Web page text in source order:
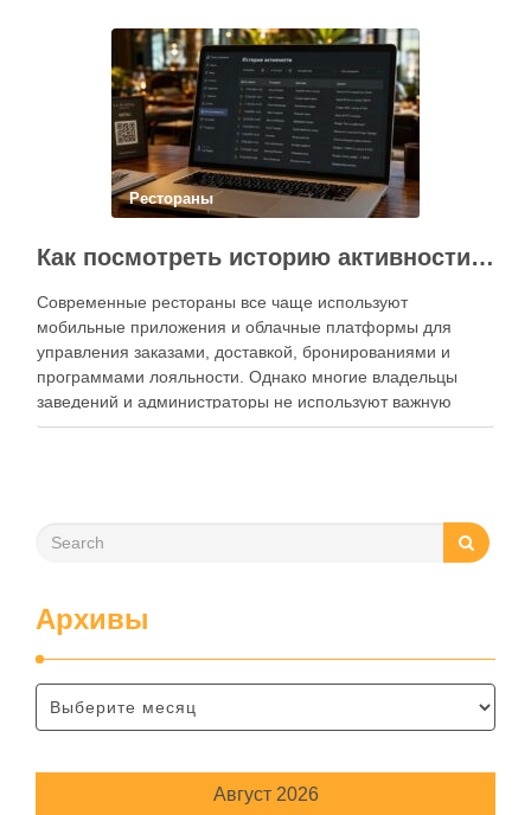
перестал быть исключительно способом подготовки к …
Рестораны
Как посмотреть историю активности приложения для ресторана и зачем это нужно бизнесу
Современные рестораны все чаще используют
мобильные приложения и облачные платформы для
управления заказами, доставкой, бронированиями и
программами лояльности. Однако многие владельцы
заведений и администраторы не используют важную
функцию — просмотр истории активности приложения.
Архивы
Август 2026